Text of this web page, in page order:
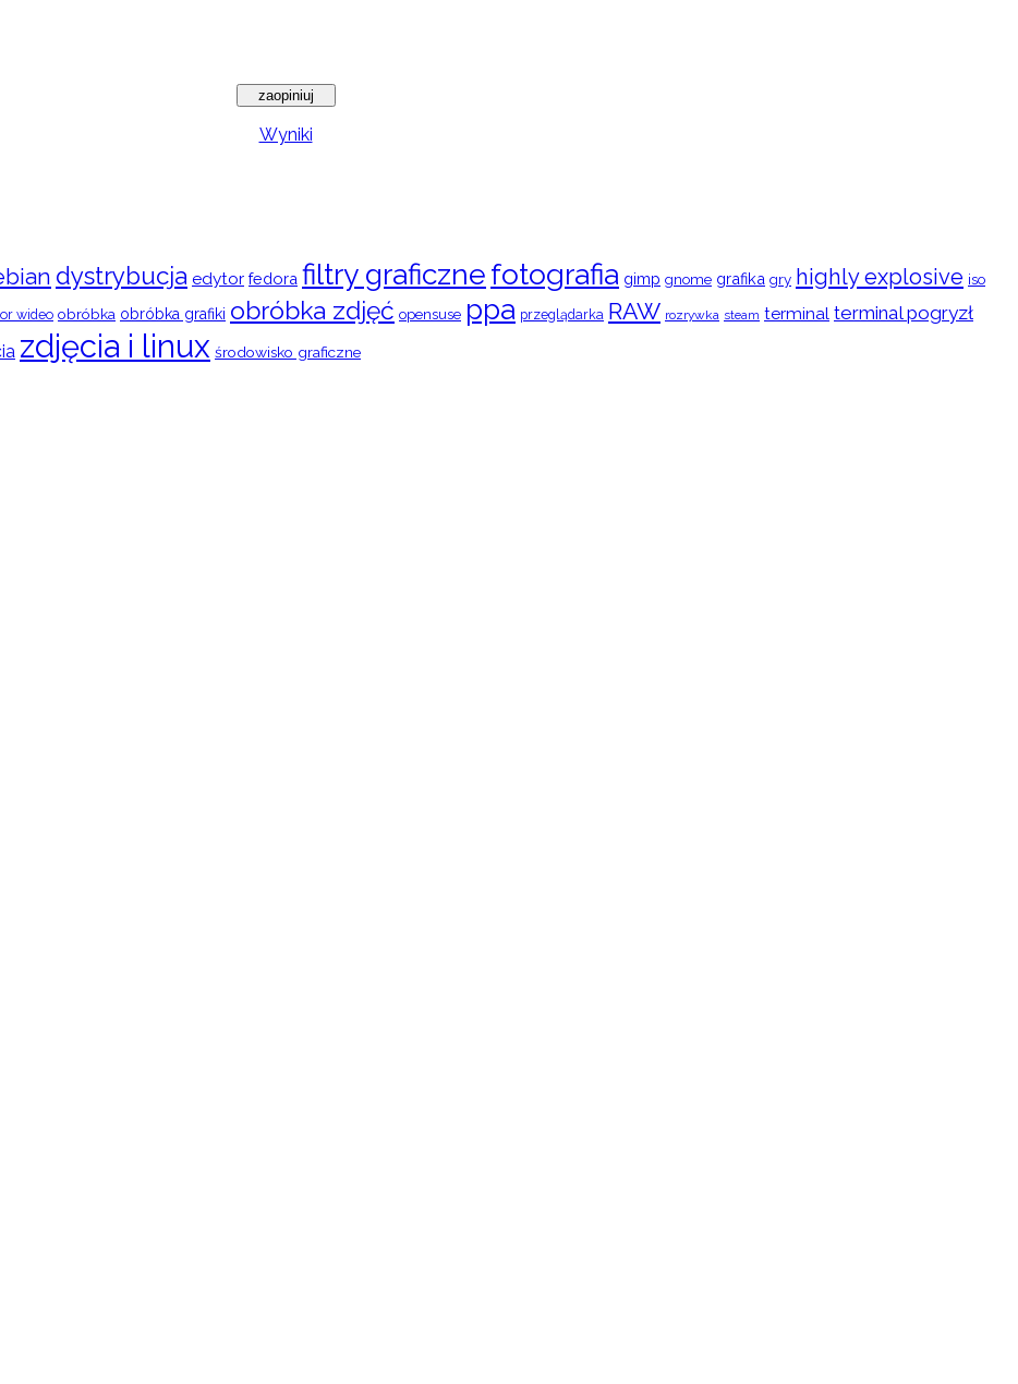
Wyniki
dystrybucja edytor fedora filtry graficznefotografia gimp gnome grafika gry highly explosive iso
wideo obróbka obróbka grafiki obróbka zdjęć opensuse ppa przeglądarka RAW rozrywka steam terminal terminal pogryzł
zdjęcia i linux środowisko graficzne